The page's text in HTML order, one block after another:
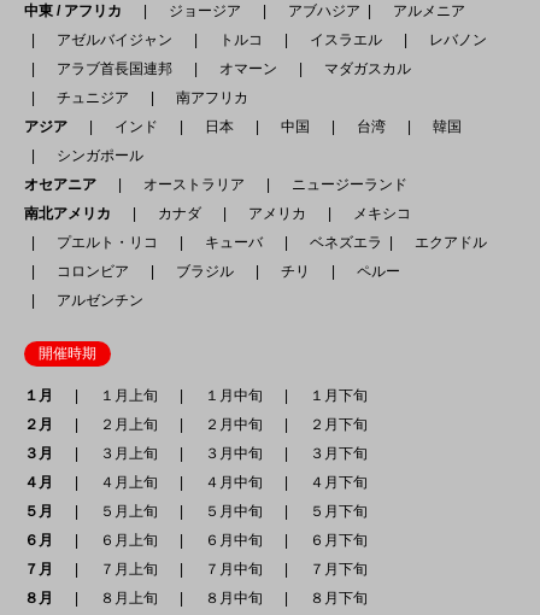
中東 / アフリカ
ジョージア アブハジア
アルメニア
アゼルバイジャン
トルコ イスラエル
レバノン
アラブ首長国連邦
オマーン
マダガスカル
チュニジア
南アフリカ
アジア
インド 日本 中国 台湾
韓国
シンガポール
オセアニア
オーストラリア
ニュージーランド
南北アメリカ
カナダ アメリカ
メキシコ
プエルト・リコ
キューバ ベネズエラ
エクアドル
コロンビア
ブラジル チリ
ペルー
アルゼンチン
開催時期
１月 １月上旬 １月中旬
１月下旬
２月
２月上旬 ２月中旬
２月下旬
３月
３月上旬 ３月中旬
３月下旬
４月
４月上旬 ４月中旬
４月下旬
５月
５月上旬 ５月中旬
５月下旬
６月
６月上旬 ６月中旬
６月下旬
７月
７月上旬 ７月中旬
７月下旬
８月
８月上旬 ８月中旬
８月下旬